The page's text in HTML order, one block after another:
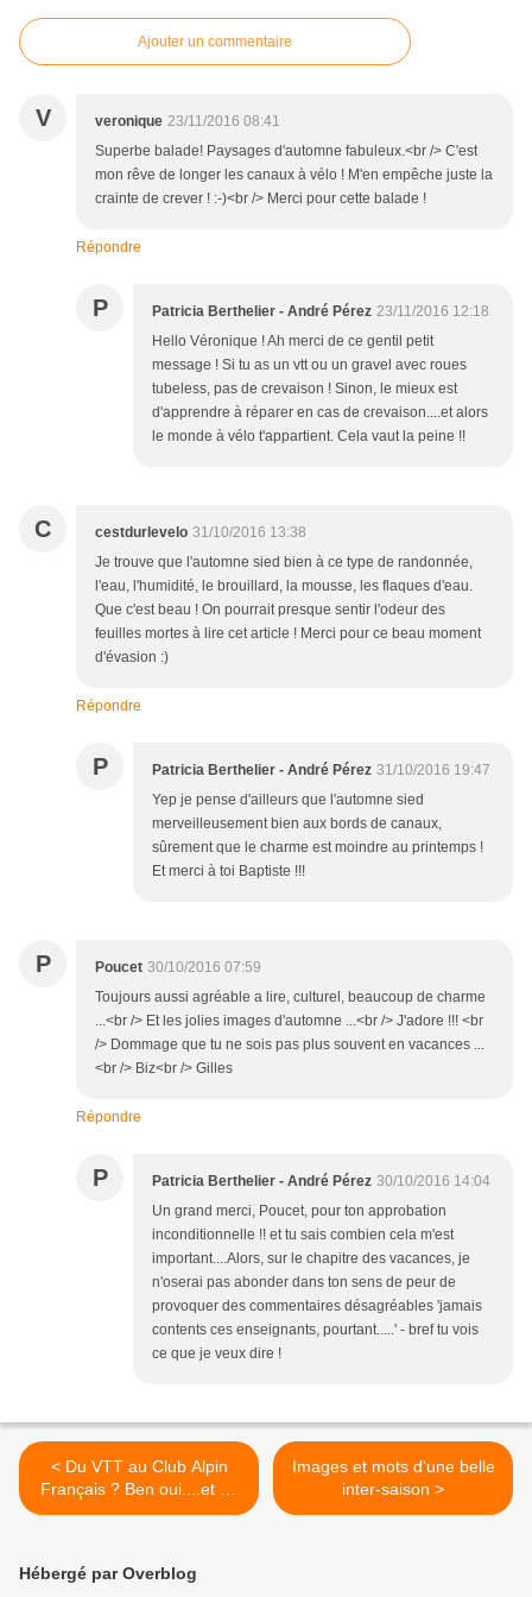
Ajouter un commentaire
V veronique 23/11/2016 08:41
Superbe balade! Paysages d'automne fabuleux.<br /> C'est
mon rêve de longer les canaux à vélo ! M'en empêche juste la
crainte de crever ! :-)<br /> Merci pour cette balade !
Répondre
P Patricia Berthelier - André Pérez 23/11/2016 12:18
Hello Véronique ! Ah merci de ce gentil petit
message ! Si tu as un vtt ou un gravel avec roues
tubeless, pas de crevaison ! Sinon, le mieux est
d'apprendre à réparer en cas de crevaison....et alors
le monde à vélo t'appartient. Cela vaut la peine !!
C cestdurlevelo 31/10/2016 13:38
Je trouve que l'automne sied bien à ce type de randonnée,
l'eau, l'humidité, le brouillard, la mousse, les flaques d'eau.
Que c'est beau ! On pourrait presque sentir l'odeur des
feuilles mortes à lire cet article ! Merci pour ce beau moment
d'évasion :)
Répondre
P Patricia Berthelier - André Pérez 31/10/2016 19:47
Yep je pense d'ailleurs que l'automne sied
merveilleusement bien aux bords de canaux,
sûrement que le charme est moindre au printemps !
Et merci à toi Baptiste !!!
P Poucet 30/10/2016 07:59
Toujours aussi agréable a lire, culturel, beaucoup de charme
...<br /> Et les jolies images d'automne ...<br /> J'adore !!! <br
/> Dommage que tu ne sois pas plus souvent en vacances ...
<br /> Biz<br /> Gilles
Répondre
P Patricia Berthelier - André Pérez 30/10/2016 14:04
Un grand merci, Poucet, pour ton approbation
inconditionnelle !! et tu sais combien cela m'est
important....Alors, sur le chapitre des vacances, je
n'oserai pas abonder dans ton sens de peur de
provoquer des commentaires désagréables 'jamais
contents ces enseignants, pourtant.....' - bref tu vois
ce que je veux dire !
< Du VTT au Club Alpin
Français ? Ben oui....et du
bon avec ça !
Images et mots d'une belle
inter-saison >
Hébergé par Overblog